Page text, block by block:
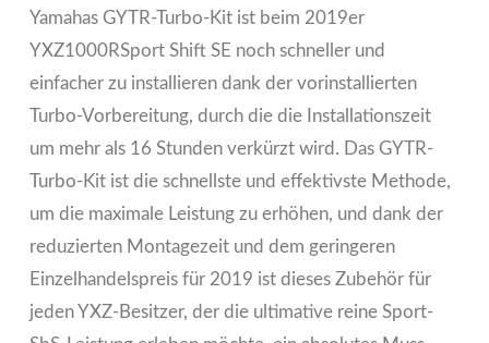
Yamahas GYTR-Turbo-Kit ist beim 2019er
YXZ1000RSport Shift SE noch schneller und
einfacher zu installieren dank der vorinstallierten
Turbo-Vorbereitung, durch die die Installationszeit
um mehr als 16 Stunden verkürzt wird. Das GYTR-
Turbo-Kit ist die schnellste und effektivste Methode,
um die maximale Leistung zu erhöhen, und dank der
reduzierten Montagezeit und dem geringeren
Einzelhandelspreis für 2019 ist dieses Zubehör für
jeden YXZ-Besitzer, der die ultimative reine Sport-